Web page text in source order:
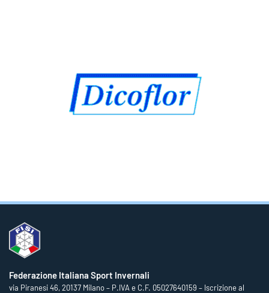
Federazione Italiana Sport Invernali
via Piranesi 46, 20137 Milano – P.IVA e C.F. 05027640159 – Iscrizione al